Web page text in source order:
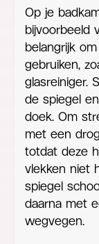
Op je
bijvoorbeeld
belangrijk
gebruiken,
glasreiniger.
de spiegel
doek. Om
met een
totdat deze
vlekken niet
spiegel
daarna met
wegvegen.